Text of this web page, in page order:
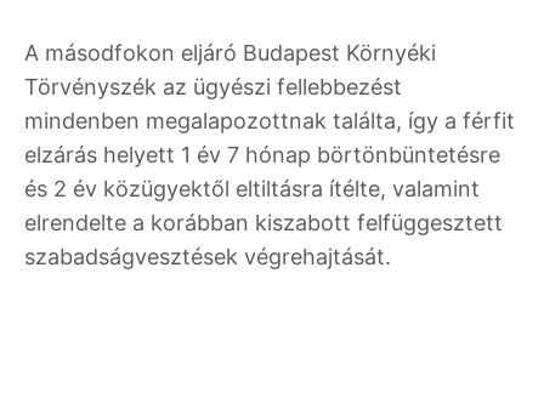
A másodfokon eljáró Budapest Környéki
Törvényszék az ügyészi fellebbezést
mindenben megalapozottnak találta, így a férfit
elzárás helyett 1 év 7 hónap börtönbüntetésre
és 2 év közügyektől eltiltásra ítélte, valamint
elrendelte a korábban kiszabott felfüggesztett
szabadságvesztések végrehajtását.